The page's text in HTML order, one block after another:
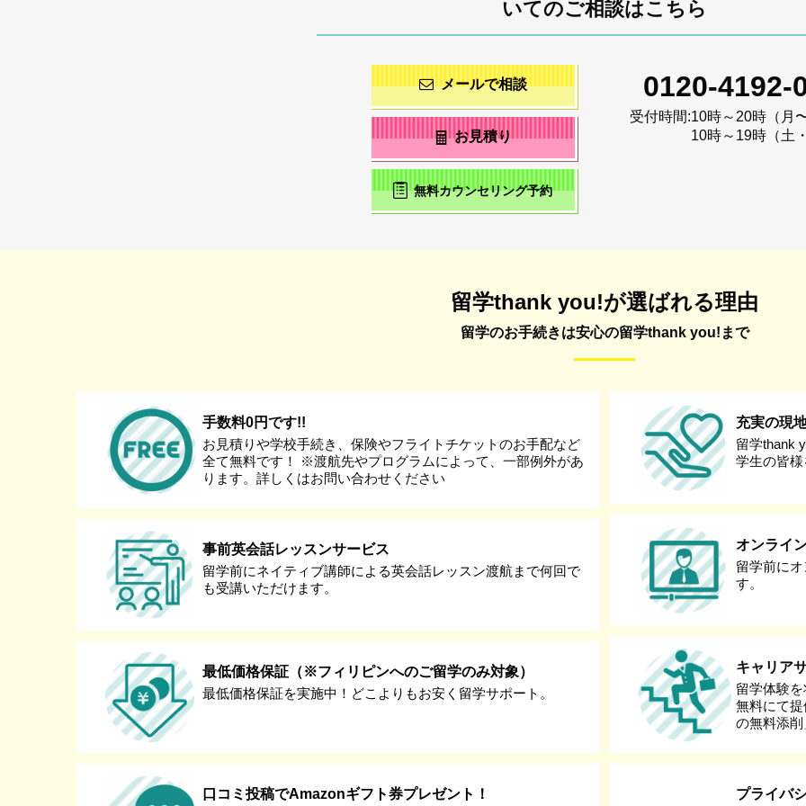
いてのご相談はこちら
メールで相談
お見積り
無料カウンセリング予約
0120-4192-
受付時間:10時～20時（月
10時～19時（土
留学thank you!が選ばれる理由
留学のお手続きは安心の留学thank you!まで
手数料0円です!!
お見積りや学校手続き、保険やフライトチケットのお手配など
全て無料です！ ※渡航先やプログラムによって、一部例外があ
ります。詳しくはお問い合わせください
事前英会話レッスンサービス
留学前にネイティブ講師による英会話レッスン渡航まで何回で
も受講いただけます。
最低価格保証（※フィリピンへのご留学のみ対象）
最低価格保証を実施中！どこよりもお安く留学サポート。
口コミ投稿でAmazonギフト券プレゼント！
充実の現
留学thank
学生の皆様
オンライ
留学前に
す。
キャリア
留学体験
無料にて
の無料添削
プライバ